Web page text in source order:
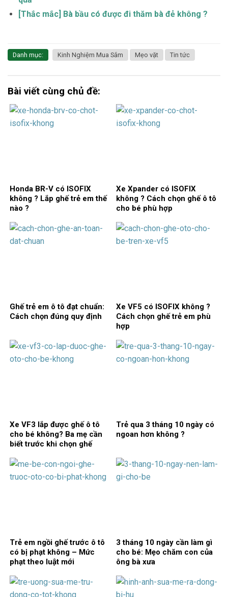
[Thắc mắc] Bà bầu có được đi thăm bà đẻ không ?
Danh mục: Kinh Nghiệm Mua Sắm Mẹo vặt Tin tức
Bài viết cùng chủ đề:
Honda BR-V có ISOFIX
không ? Lắp ghế trẻ em thế
nào ?
Xe Xpander có ISOFIX
không ? Cách chọn ghế ô tô
cho bé phù hợp
Ghế trẻ em ô tô đạt chuẩn:
Cách chọn đúng quy định
Xe VF5 có ISOFIX không ?
Cách chọn ghế trẻ em phù
hợp
Xe VF3 lắp được ghế ô tô
cho bé không? Ba mẹ cần
biết trước khi chọn ghế
Trẻ qua 3 tháng 10 ngày có
ngoan hơn không ?
Trẻ em ngồi ghế trước ô tô
có bị phạt không – Mức
phạt theo luật mới
3 tháng 10 ngày cần làm gì
cho bé: Mẹo chăm con của
ông bà xưa